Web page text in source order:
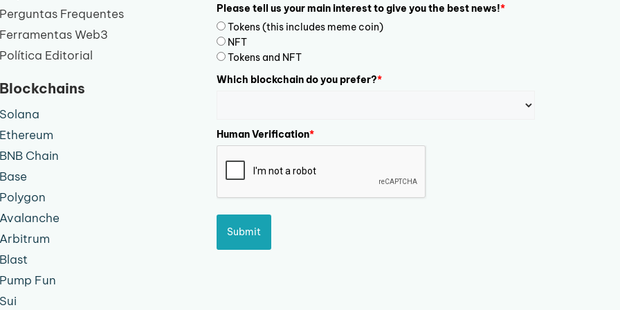
Perguntas Frequentes
Ferramentas Web3
Política Editorial
Blockchains
Solana
Ethereum
BNB Chain
Base
Polygon
Avalanche
Arbitrum
Blast
Pump Fun
Sui
Please tell us your main interest to give you the best news!*
Tokens (this includes meme coin)
NFT
Tokens and NFT
Which blockchain do you prefer?*
Human Verification*
Submit